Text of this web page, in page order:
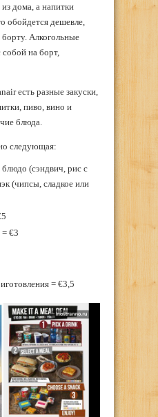
дома, а напитки
обойдется дешевле,
Алкогольные
на борт,
есть разные закуски,
пиво, вино и
блюда.
следующая:
блюдо (сэндвич, рис с
(чипсы, сладкое или
€3
= €3,5